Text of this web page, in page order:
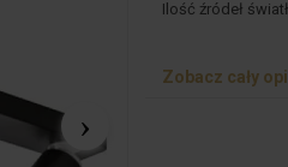
Ilość źródeł
Zobacz cały